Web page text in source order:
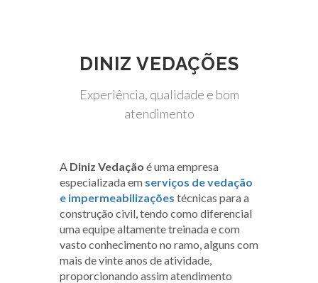
DINIZ VEDAÇÕES
Experiência, qualidade e bom
atendimento
A Diniz Vedação é uma empresa
especializada em serviços de vedação
e impermeabilizações técnicas para a
construção civil, tendo como diferencial
uma equipe altamente treinada e com
vasto conhecimento no ramo, alguns com
mais de vinte anos de atividade,
proporcionando assim atendimento